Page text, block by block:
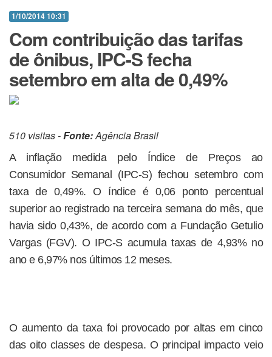
1/10/2014 10:31
Com contribuição das tarifas
de ônibus, IPC-S fecha
setembro em alta de 0,49%
510 visitas -Fonte:Agência Brasil
A inflação medida pelo Índice de Preços ao
Consumidor Semanal (IPC-S) fechou setembro com
taxa de 0,49%. O índice é 0,06 ponto percentual
superior ao registrado na terceira semana do mês, que
havia sido 0,43%, de acordo com a Fundação Getulio
Vargas (FGV). O IPC-S acumula taxas de 4,93% no
ano e 6,97% nos últimos 12 meses.
O aumento da taxa foi provocado por altas em cinco
das oito classes de despesa. O principal impacto veio